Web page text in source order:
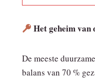
Het geheim van
De meeste
balans van 70 %